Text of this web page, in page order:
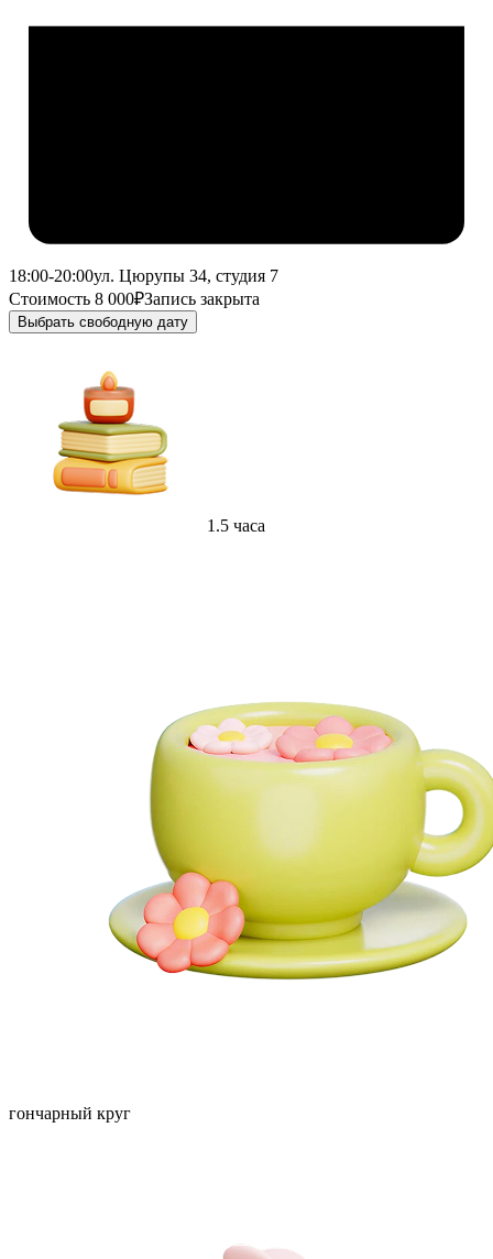
18:00-20:00ул. Цюрупы 34, студия 7
Стоимость 8 000₽Запись закрыта
Выбрать свободную дату
1.5 часа
гончарный круг